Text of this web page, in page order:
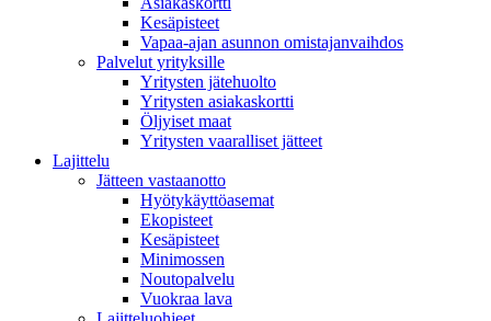
Kesäpisteet
Vapaa-ajan asunnon omistajanvaihdos
Palvelut yrityksille
Yritysten jätehuolto
Yritysten asiakaskortti
Öljyiset maat
Yritysten vaaralliset jätteet
Lajittelu
Jätteen vastaanotto
Hyötykäyttöasemat
Ekopisteet
Kesäpisteet
Minimossen
Noutopalvelu
Vuokraa lava